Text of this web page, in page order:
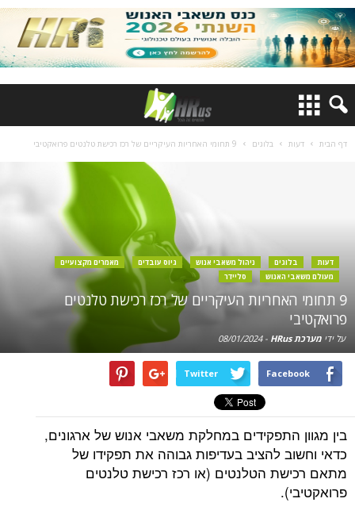
דף הבית דעות בלוגים 9 תחומי האחריות העיקריים של רכז רכישת טלנטים פרואקטיבי
דעות בלוגים ניהול משאבי אנוש גיוס עובדים
מאמרים מקצועיים
מעולם משאבי האנוש
סליידר
9 תחומי האחריות העיקריים של רכז רכישת טלנטים
פרואקטיבי
על ידי מערכת HRus -
08/01/2024
Facebook
Twitter
בין מגוון התפקידים במחלקת משאבי אנוש של ארגונים,
כדאי וחשוב להציב בעדיפות גבוהה את תפקידו של
מתאם רכישת הטלנטים (או רכז רכישת טלנטים
פרואקטיבי).